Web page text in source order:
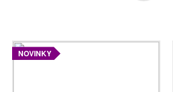
NOVINKY